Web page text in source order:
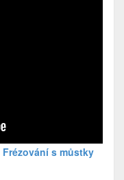
Frézování s můstky